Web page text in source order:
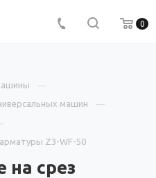
0
машин
Z3-WF-50
на срез